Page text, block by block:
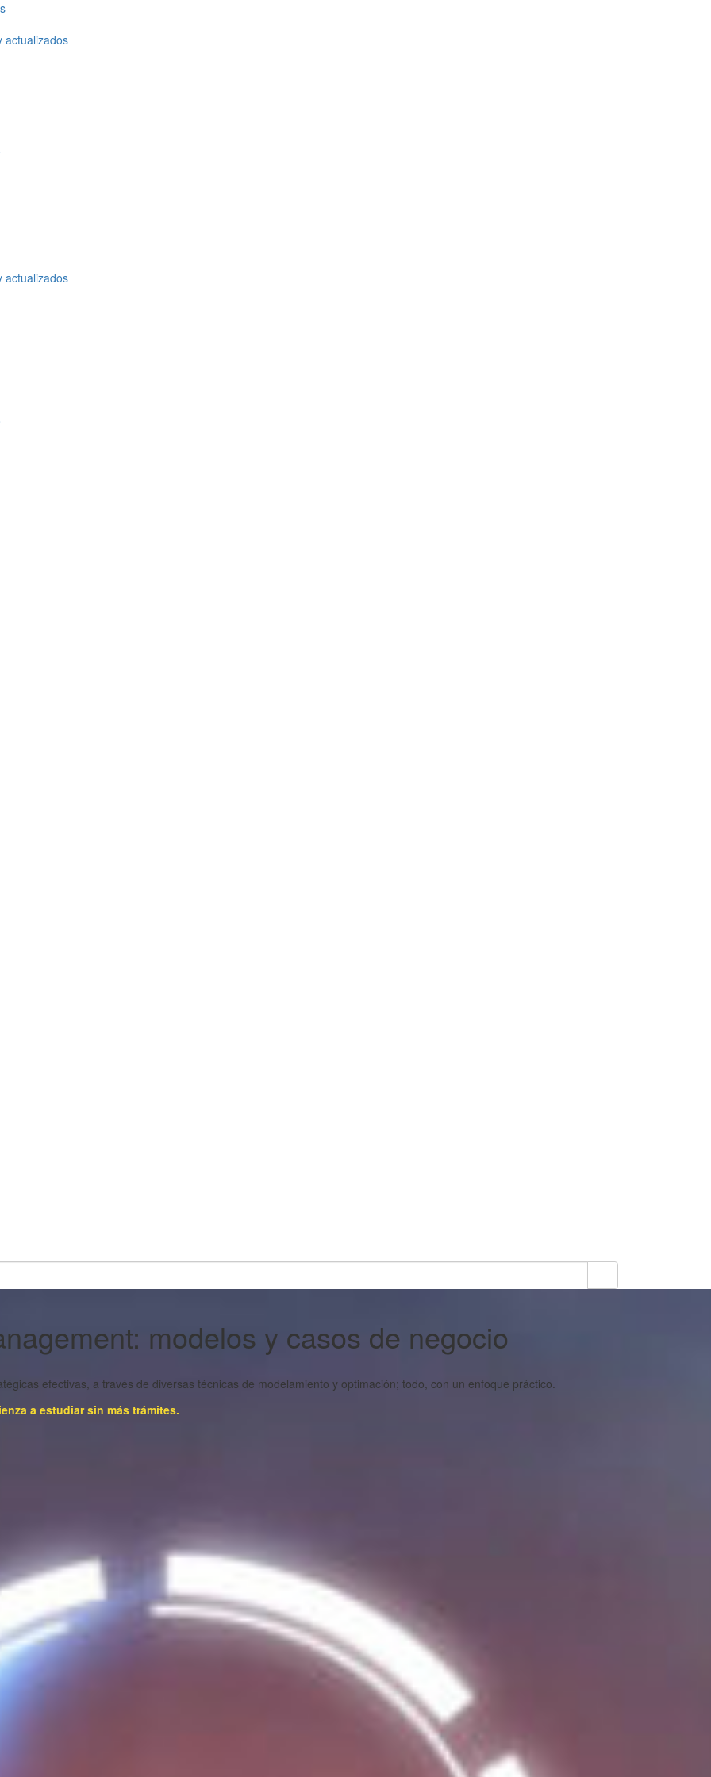
actualizados
actualizados
modelos y casos de negocio
efectivas, a través de diversas técnicas de modelamiento y optimación; todo, con un enfoque práctico.
a estudiar sin más trámites.